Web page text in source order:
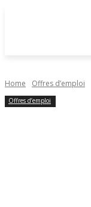
Home Offres d’emploi
Offres d’emploi